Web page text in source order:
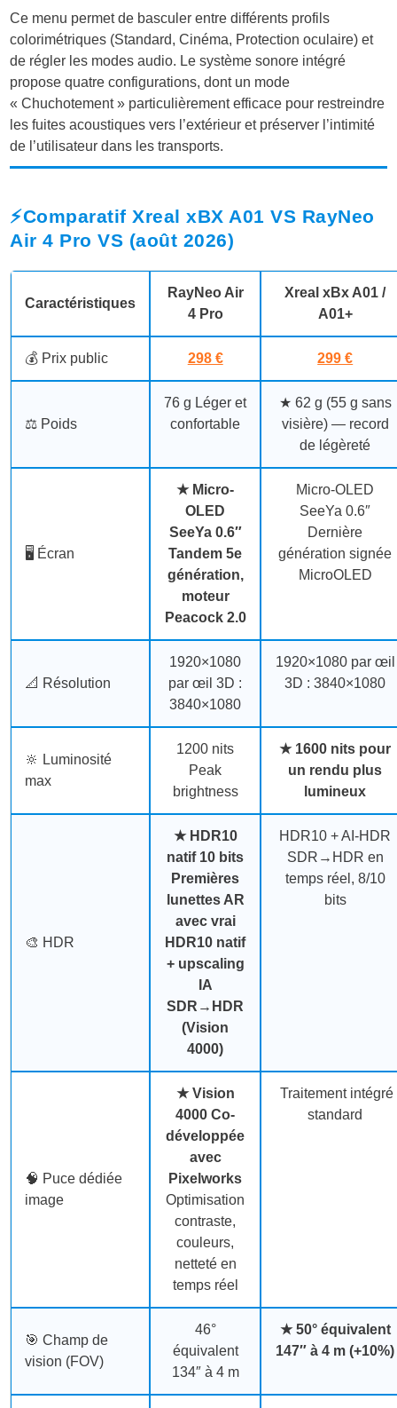
Ce menu permet de basculer entre différents profils
colorimétriques (Standard, Cinéma, Protection oculaire) et
de régler les modes audio. Le système sonore intégré
propose quatre configurations, dont un mode
« Chuchotement » particulièrement efficace pour restreindre
les fuites acoustiques vers l’extérieur et préserver l’intimité
de l’utilisateur dans les transports.
⚡Comparatif Xreal xBX A01 VS RayNeo
Air 4 Pro VS (août 2026)
Caractéristiques
RayNeo Air
4 Pro
Xreal xBx A01 /
A01+
💰 Prix public 298 € 299 €
⚖️ Poids
76 g Léger et
confortable
★ 62 g (55 g sans
visière) — record
de légèreté
🖥️ Écran
★ Micro-
OLED
SeeYa 0.6″
Tandem 5e
génération,
moteur
Peacock 2.0
Micro-OLED
SeeYa 0.6″
Dernière
génération signée
MicroOLED
📐 Résolution
1920×1080
par œil 3D :
3840×1080
1920×1080 par œil
3D : 3840×1080
🔆 Luminosité
max
1200 nits
Peak
brightness
★ 1600 nits pour
un rendu plus
lumineux
🎨 HDR
★ HDR10
natif 10 bits
Premières
lunettes AR
avec vrai
HDR10 natif
+ upscaling
IA
SDR→HDR
(Vision
4000)
HDR10 + AI-HDR
SDR→HDR en
temps réel, 8/10
bits
🧠 Puce dédiée
image
★Vision
4000 Co-
développée
avec
Pixelworks
Optimisation
contraste,
couleurs,
netteté en
temps réel
Traitement intégré
standard
🎯 Champ de
vision (FOV)
46°
équivalent
134″ à 4 m
★50°équivalent
147″ à 4 m (+10%)